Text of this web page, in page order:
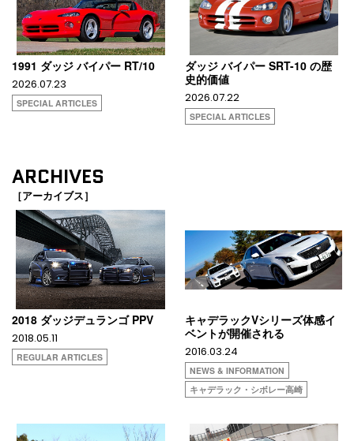
1991 ダッジ バイパー RT/10
2026.07.23
SPECIAL ARTICLES
ダッジ バイパー SRT-10 の歴
史的価値
2026.07.22
SPECIAL ARTICLES
ARCHIVES
［アーカイブス］
2018 ダッジデュランゴ PPV
2018.05.11
REGULAR ARTICLES
キャデラックVシリーズ体感イ
ベントが開催される
2016.03.24
NEWS & INFORMATION
キャデラック・シボレー高崎